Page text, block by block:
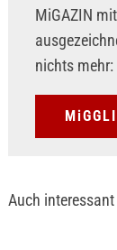
MiGAZIN
nichts mehr:
Auch interessant